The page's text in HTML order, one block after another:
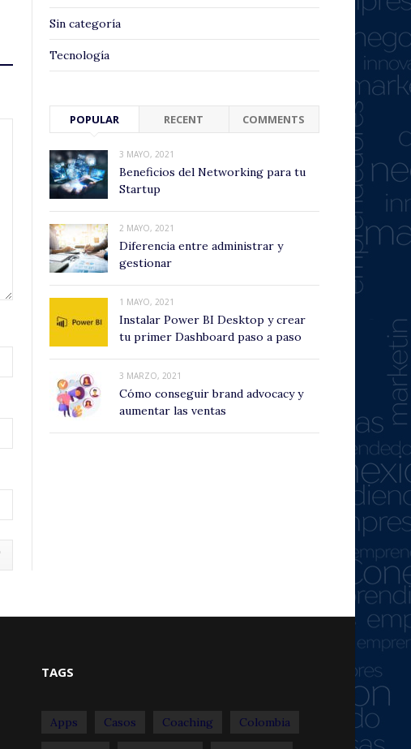
Sin categoría
Tecnología
POPULAR RECENT COMMENTS
3 MAYO, 2021
Beneficios del Networking para tu
Startup
2 MAYO, 2021
Diferencia entre administrar y
gestionar
1 MAYO, 2021
Instalar Power BI Desktop y crear
tu primer Dashboard paso a paso
3 MARZO, 2021
Cómo conseguir brand advocacy y
aumentar las ventas
TAGS
Apps Casos Coaching Colombia